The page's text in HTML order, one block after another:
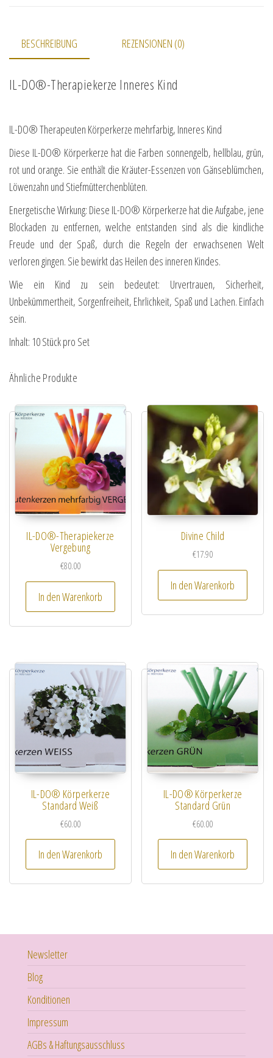
BESCHREIBUNG REZENSIONEN (0)
IL-DO®-Therapiekerze Inneres Kind
IL-DO® Therapeuten Körperkerze mehrfarbig, Inneres Kind
Diese IL-DO® Körperkerze hat die Farben sonnengelb, hellblau, grün,
rot und orange. Sie enthält die Kräuter-Essenzen von Gänseblümchen,
Löwenzahn und Stiefmütterchenblüten.
Energetische Wirkung: Diese IL-DO® Körperkerze hat die Aufgabe, jene
Blockaden zu entfernen, welche entstanden sind als die kindliche
Freude und der Spaß, durch die Regeln der erwachsenen Welt
verloren gingen. Sie bewirkt das Heilen des inneren Kindes.
Wie ein Kind zu sein bedeutet: Urvertrauen, Sicherheit,
Unbekümmertheit, Sorgenfreiheit, Ehrlichkeit, Spaß und Lachen. Einfach
sein.
Inhalt: 10 Stück pro Set
Ähnliche Produkte
IL-DO®-Therapiekerze
Vergebung
€80.00
In den Warenkorb
Divine Child
€17.90
In den Warenkorb
IL-DO® Körperkerze
Standard Weiß
€60.00
In den Warenkorb
IL-DO® Körperkerze
Standard Grün
€60.00
In den Warenkorb
Newsletter
Blog
Konditionen
Impressum
AGBs & Haftungsausschluss